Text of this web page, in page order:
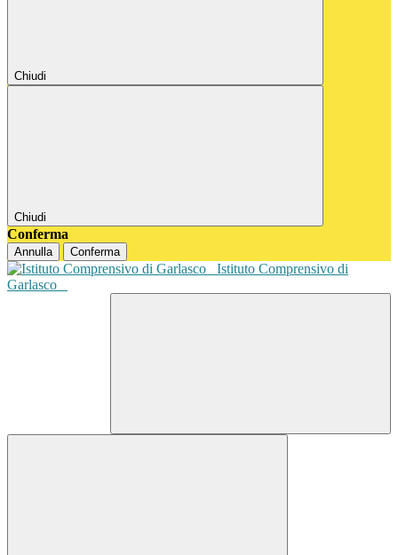
Chiudi
Chiudi
Conferma
Annulla Conferma
Istituto Comprensivo di
Garlasco